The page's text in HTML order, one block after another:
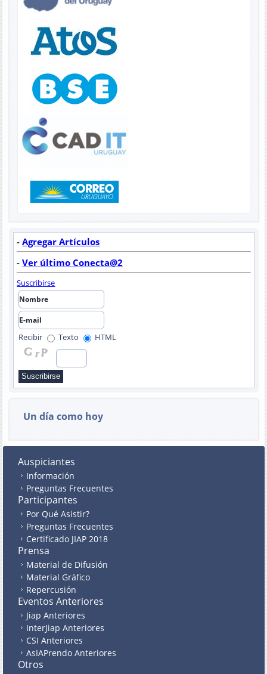
-Agregar Artículos
-Ver último Conecta@2
Suscribirse
Recibir Texto HTML
Un día como hoy
Auspiciantes
Información
Preguntas Frecuentes
Participantes
Por Qué Asistir?
Preguntas Frecuentes
Certificado JIAP 2018
Prensa
Material de Difusión
Material Gráfico
Repercusión
Eventos Anteriores
Jiap Anteriores
InterJiap Anteriores
CSI Anteriores
AsIAPrendo Anteriores
Otros